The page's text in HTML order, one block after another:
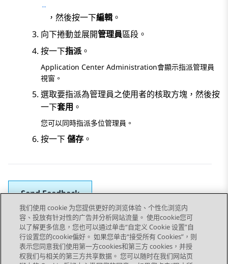
，然後按一下編輯 。
向下捲動並展開管理員區段。
按一下指派 。
Application Center Administration會顯示指派管理員
視窗。
選取要指派為管理員之使用者的核取方塊，然後按
一下套用 。
您可以同時指派多位管理員。
按一下儲存 。
Send Feedback
Topic navigation
上一個主題 下一個主題
我们使用 cookie 为您提供更好的浏览体验、个性化浏览内
容、投放有针对性的广告并分析网站流量。 使用cookie您可
以了解更多信息，您也可以通过单击“自定义 Cookie 设置”自
行设置您的cookie偏好。 如果您单击“接受所有 Cookies”，则
表示您同意我们使用第一方cookies和第三方 cookies，并授
权我们与相关的第三方共享数据。 您可以随时在我们网站页